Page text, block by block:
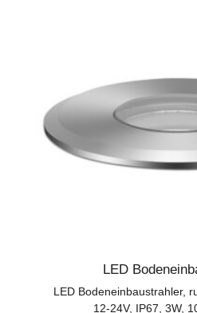
LED
LED Bodeneinbaustrahler,
12-24V, IP67, 3W,